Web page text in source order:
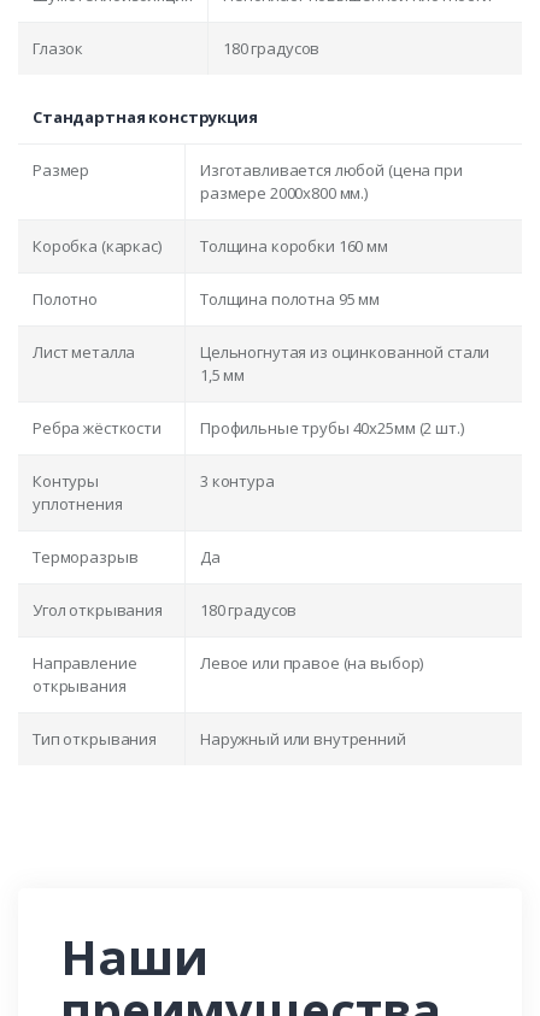
Глазок 180 градусов
Стандартная конструкция
Размер
Изготавливается любой (цена при
размере 2000x800 мм.)
Коробка (каркас) Толщина коробки 160 мм
Полотно Толщина полотна 95 мм
Лист металла
Цельногнутая из оцинкованной стали
1,5 мм
Ребра жёсткости Профильные трубы 40х25мм (2 шт.)
Контуры
уплотнения
3 контура
Терморазрыв Да
Угол открывания 180 градусов
Направление
открывания
Левое или правое (на выбор)
Тип открывания Наружный или внутренний
Наши